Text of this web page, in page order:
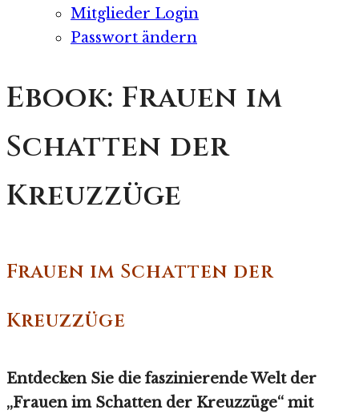
Mitglieder Login
Passwort ändern
Ebook: Frauen im
Schatten der
Kreuzzüge
Frauen im Schatten der
Kreuzzüge
Entdecken Sie die faszinierende Welt der
„Frauen im Schatten der Kreuzzüge“ mit